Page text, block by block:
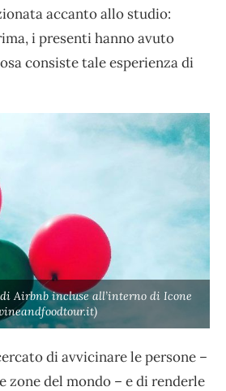
accanto allo studio:
i presenti hanno avuto
consiste tale esperienza di
Airbnb incluse all’interno di Icone
di avvicinare le persone –
zone del mondo – e di renderle